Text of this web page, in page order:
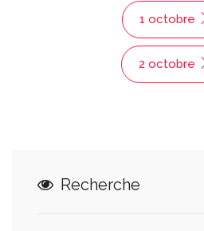
1 octobre
2 octobre
Recherche